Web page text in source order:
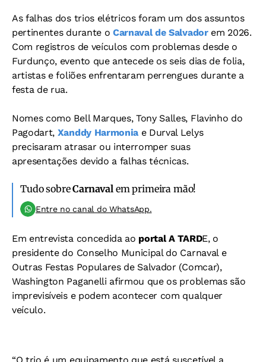
As falhas dos trios elétricos foram um dos assuntos
pertinentes durante o Carnaval de Salvadorem 2026.
Com registros de veículos com problemas desde o
Furdunço, evento que antecede os seis dias de folia,
artistas e foliões enfrentaram perrengues durante a
festa de rua.
Nomes como Bell Marques, Tony Salles, Flavinho do
Pagodart, Xanddy Harmonia e Durval Lelys
precisaram atrasar ou interromper suas
apresentações devido a falhas técnicas.
Tudo sobreCarnavalem primeira mão!
Entre no canal do WhatsApp.
Em entrevista concedida ao portal A TARDE, o
presidente do Conselho Municipal do Carnaval e
Outras Festas Populares de Salvador (Comcar),
Washington Paganelli afirmou que os problemas são
imprevisíveis e podem acontecer com qualquer
veículo.